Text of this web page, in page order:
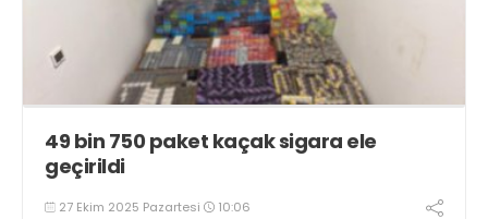
49 bin 750 paket kaçak sigara ele
geçirildi
27 Ekim 2025 Pazartesi 10:06